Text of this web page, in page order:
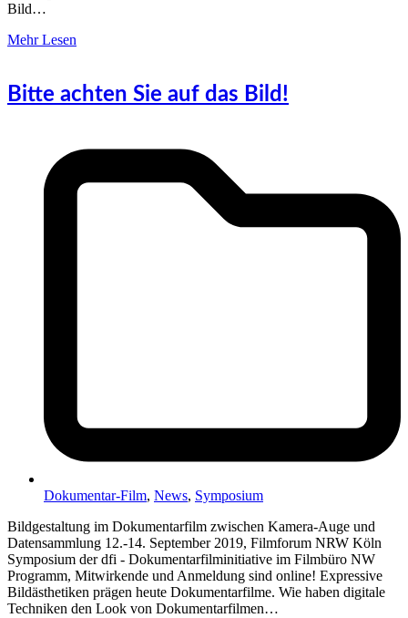
Bild…
Mehr Lesen
Bitte achten Sie auf das Bild!
Dokumentar-Film, News, Symposium
Bildgestaltung im Dokumentarfilm zwischen Kamera-Auge und
Datensammlung 12.-14. September 2019, Filmforum NRW Köln
Symposium der dfi - Dokumentarfilminitiative im Filmbüro NW
Programm, Mitwirkende und Anmeldung sind online! Expressive
Bildästhetiken prägen heute Dokumentarfilme. Wie haben digitale
Techniken den Look von Dokumentarfilmen…